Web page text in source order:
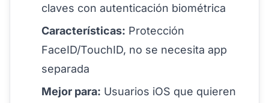
claves con autenticación biométrica
Características: Protección
FaceID/TouchID, no se necesita app
separada
Mejor para: Usuarios iOS que quieren